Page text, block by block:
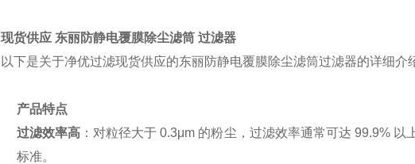
现货供应 东丽防静电覆膜除尘滤筒 过滤器
以下是关于净优过滤现货供应的东丽防静电覆膜除尘滤筒过滤器的详细介
产品特点
过滤效率高：对粒径大于 0.3μm 的粉尘，过滤效率通常可达 99.9%
标准。